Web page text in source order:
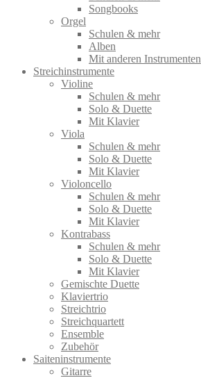
Songbooks
Orgel
Schulen & mehr
Alben
Mit anderen Instrumenten
Streichinstrumente
Violine
Schulen & mehr
Solo & Duette
Mit Klavier
Viola
Schulen & mehr
Solo & Duette
Mit Klavier
Violoncello
Schulen & mehr
Solo & Duette
Mit Klavier
Kontrabass
Schulen & mehr
Solo & Duette
Mit Klavier
Gemischte Duette
Klaviertrio
Streichtrio
Streichquartett
Ensemble
Zubehör
Saiteninstrumente
Gitarre